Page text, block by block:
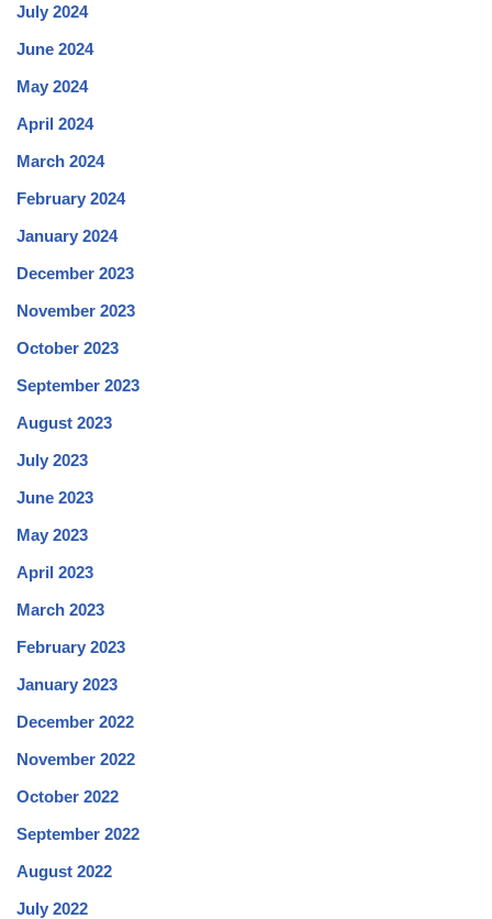
July 2024
June 2024
May 2024
April 2024
March 2024
February 2024
January 2024
December 2023
November 2023
October 2023
September 2023
August 2023
July 2023
June 2023
May 2023
April 2023
March 2023
February 2023
January 2023
December 2022
November 2022
October 2022
September 2022
August 2022
July 2022